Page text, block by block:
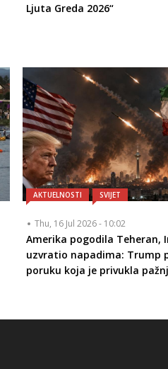
Ljuta Greda 2026“
AKTUELNOSTI SVIJET
Thu, 16 Jul 2026 - 10:02
Amerika pogodila Teheran,
uzvratio napadima: Trump
poruku koja je privukla